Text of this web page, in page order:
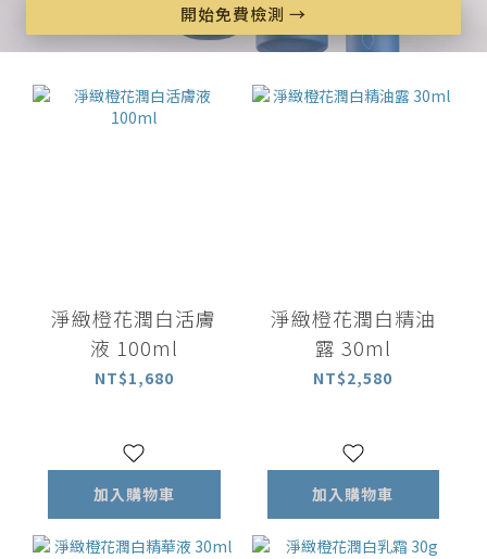
開始免費檢測 →
淨緻橙花潤白活膚
液 100ml
NT$1,680
加入購物車
淨緻橙花潤白精油
露 30ml
NT$2,580
加入購物車